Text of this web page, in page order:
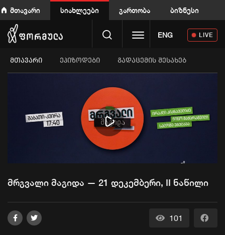
მთავარი სიახლეები გართობა ბიზნესი
Toggle navigation
ENG LIVE
ᲛᲗᲐᲕᲐᲠᲘ ეპიზოდები გადაცემის შესახებ
Play
Video
მრგვალი მაგიდა — 21 დეკემბერი, II ნაწილი
101